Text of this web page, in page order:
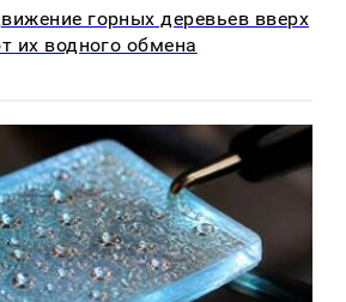
горных деревьев вверх
их водного обмена